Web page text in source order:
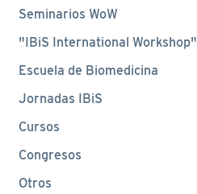
Seminarios WoW
"IBiS International Workshop"
Escuela de Biomedicina
Jornadas IBiS
Cursos
Congresos
Otros